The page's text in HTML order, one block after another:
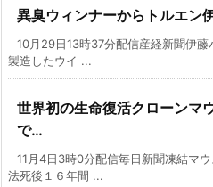
異臭ウィンナーからトルエン
10月29日13時37分配信産経新聞伊
製造したウイ ...
世界初の生命復活クローンマ
で…
11月4日3時0分配信毎日新聞凍結マ
法死後１６年間 ...